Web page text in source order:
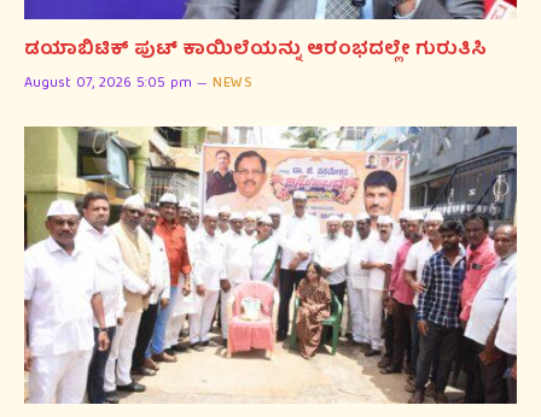
ಡಯಾಬಿಟಿಕ್ ಪುಟ್ ಕಾಯಿಲೆಯನ್ನು ಆರಂಭದಲ್ಲೇ ಗುರುತಿಸಿ
August 07, 2026 5:05 pm NEWS